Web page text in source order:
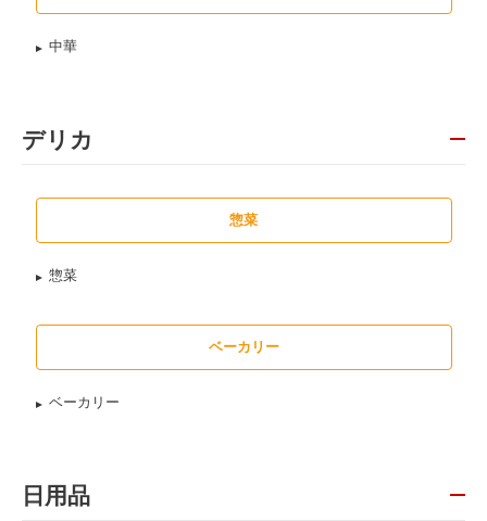
中華
デリカ
惣菜
惣菜
ベーカリー
ベーカリー
日用品